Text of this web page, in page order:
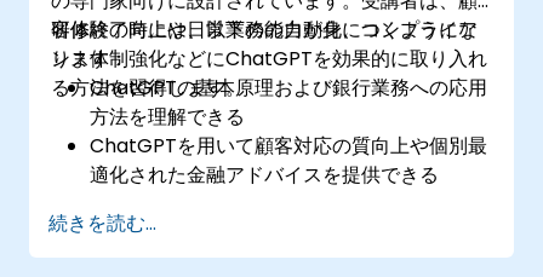
客体験の向上や日常業務の自動化、コンプライア
ンス体制強化などにChatGPTを効果的に取り入れ
る方法を習得します。
研修終了時には、以下の能力が身につくようにな
ります：
ChatGPTの基本原理および銀行業務への応用
方法を理解できる
ChatGPTを用いて顧客対応の質向上や個別最
適化された金融アドバイスを提供できる
​コンプライアンス遵守やリスク管理において
もChatGPTを効果的に活用できる
続きを読む...